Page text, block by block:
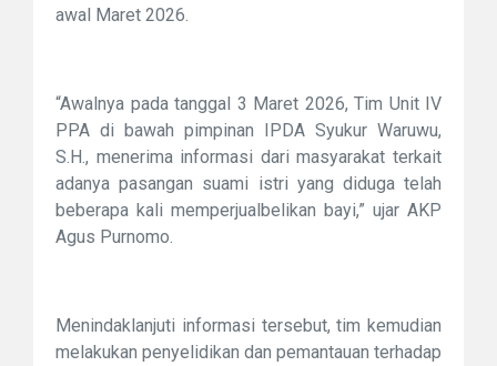
awal Maret 2026.
“Awalnya pada tanggal 3 Maret 2026, Tim Unit IV
PPA di bawah pimpinan IPDA Syukur Waruwu,
S.H., menerima informasi dari masyarakat terkait
adanya pasangan suami istri yang diduga telah
beberapa kali memperjualbelikan bayi,” ujar AKP
Agus Purnomo.
Menindaklanjuti informasi tersebut, tim kemudian
melakukan penyelidikan dan pemantauan terhadap